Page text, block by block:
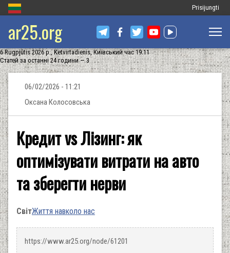
Меню
користувача
Prisijungti
ar25.org
6 Rugpjūtis 2026 р., Ketvirtadienis, Київський час 19:11
Статей за останні 24 години — 3
06/02/2026 - 11:21
Оксана Колосовська
Кредит vs Лізинг: як
оптимізувати витрати на авто
та зберегти нерви
СвітЖиття навколо нас
https://www.ar25.org/node/61201